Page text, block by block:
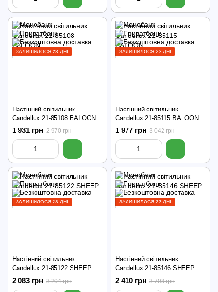
ЗАЛИШИЛОСЯ 23 ДНІ
Настінний світильник
Candellux 21-85108 BALOON
1 931 грн 2 970 грн
ЗАЛИШИЛОСЯ 23 ДНІ
Настінний світильник
Candellux 21-85115 BALOON
1 977 грн 3 042 грн
ЗАЛИШИЛОСЯ 23 ДНІ
Настінний світильник
Candellux 21-85122 SHEEP
2 083 грн 3 204 грн
ЗАЛИШИЛОСЯ 23 ДНІ
Настінний світильник
Candellux 21-85146 SHEEP
2 410 грн 3 708 грн